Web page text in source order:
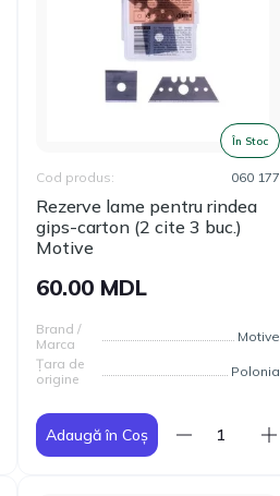
În Stoc
Rezerve lame pentru rindea
gips-carton (2 cite 3 buc.)
Motive
Cod produs: 060 177
60.00 MDL
Brand /
Marca
Motive
Țara de
origine
Polonia
Adaugă în Coș